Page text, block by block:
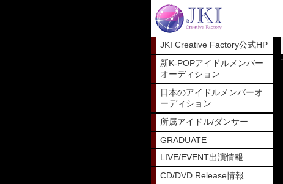
JKI Creative Factory公式HP
新K-POPアイドルメンバー
オーディション
日本のアイドルメンバーオ
ーディション
所属アイドル/ダンサー
GRADUATE
LIVE/EVENT出演情報
CD/DVD Release情報